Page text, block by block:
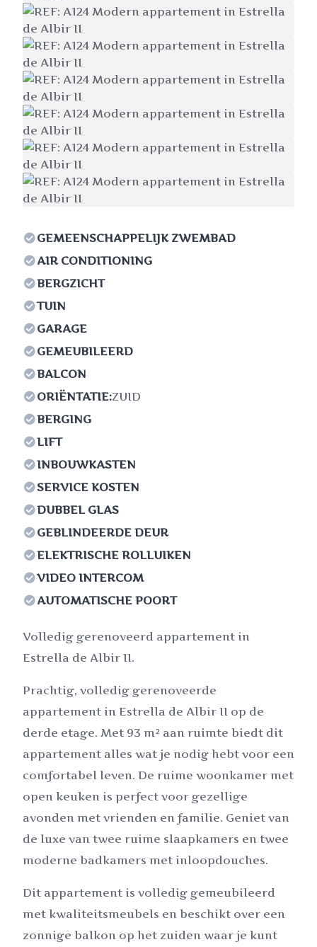
GEMEENSCHAPPELIJK ZWEMBAD
AIR CONDITIONING
BERGZICHT
TUIN
GARAGE
GEMEUBILEERD
BALCON
ORIËNTATIE:ZUID
BERGING
LIFT
INBOUWKASTEN
SERVICE KOSTEN
DUBBEL GLAS
GEBLINDEERDE DEUR
ELEKTRISCHE ROLLUIKEN
VIDEO INTERCOM
AUTOMATISCHE POORT
Volledig gerenoveerd appartement in
Estrella de Albir II.
Prachtig, volledig gerenoveerde
appartement in Estrella de Albir II op de
derde etage. Met 93 m² aan ruimte biedt dit
appartement alles wat je nodig hebt voor een
comfortabel leven. De ruime woonkamer met
open keuken is perfect voor gezellige
avonden met vrienden en familie. Geniet van
de luxe van twee ruime slaapkamers en twee
moderne badkamers met inloopdouches.
Dit appartement is volledig gemeubileerd
met kwaliteitsmeubels en beschikt over een
zonnige balkon op het zuiden waar je kunt